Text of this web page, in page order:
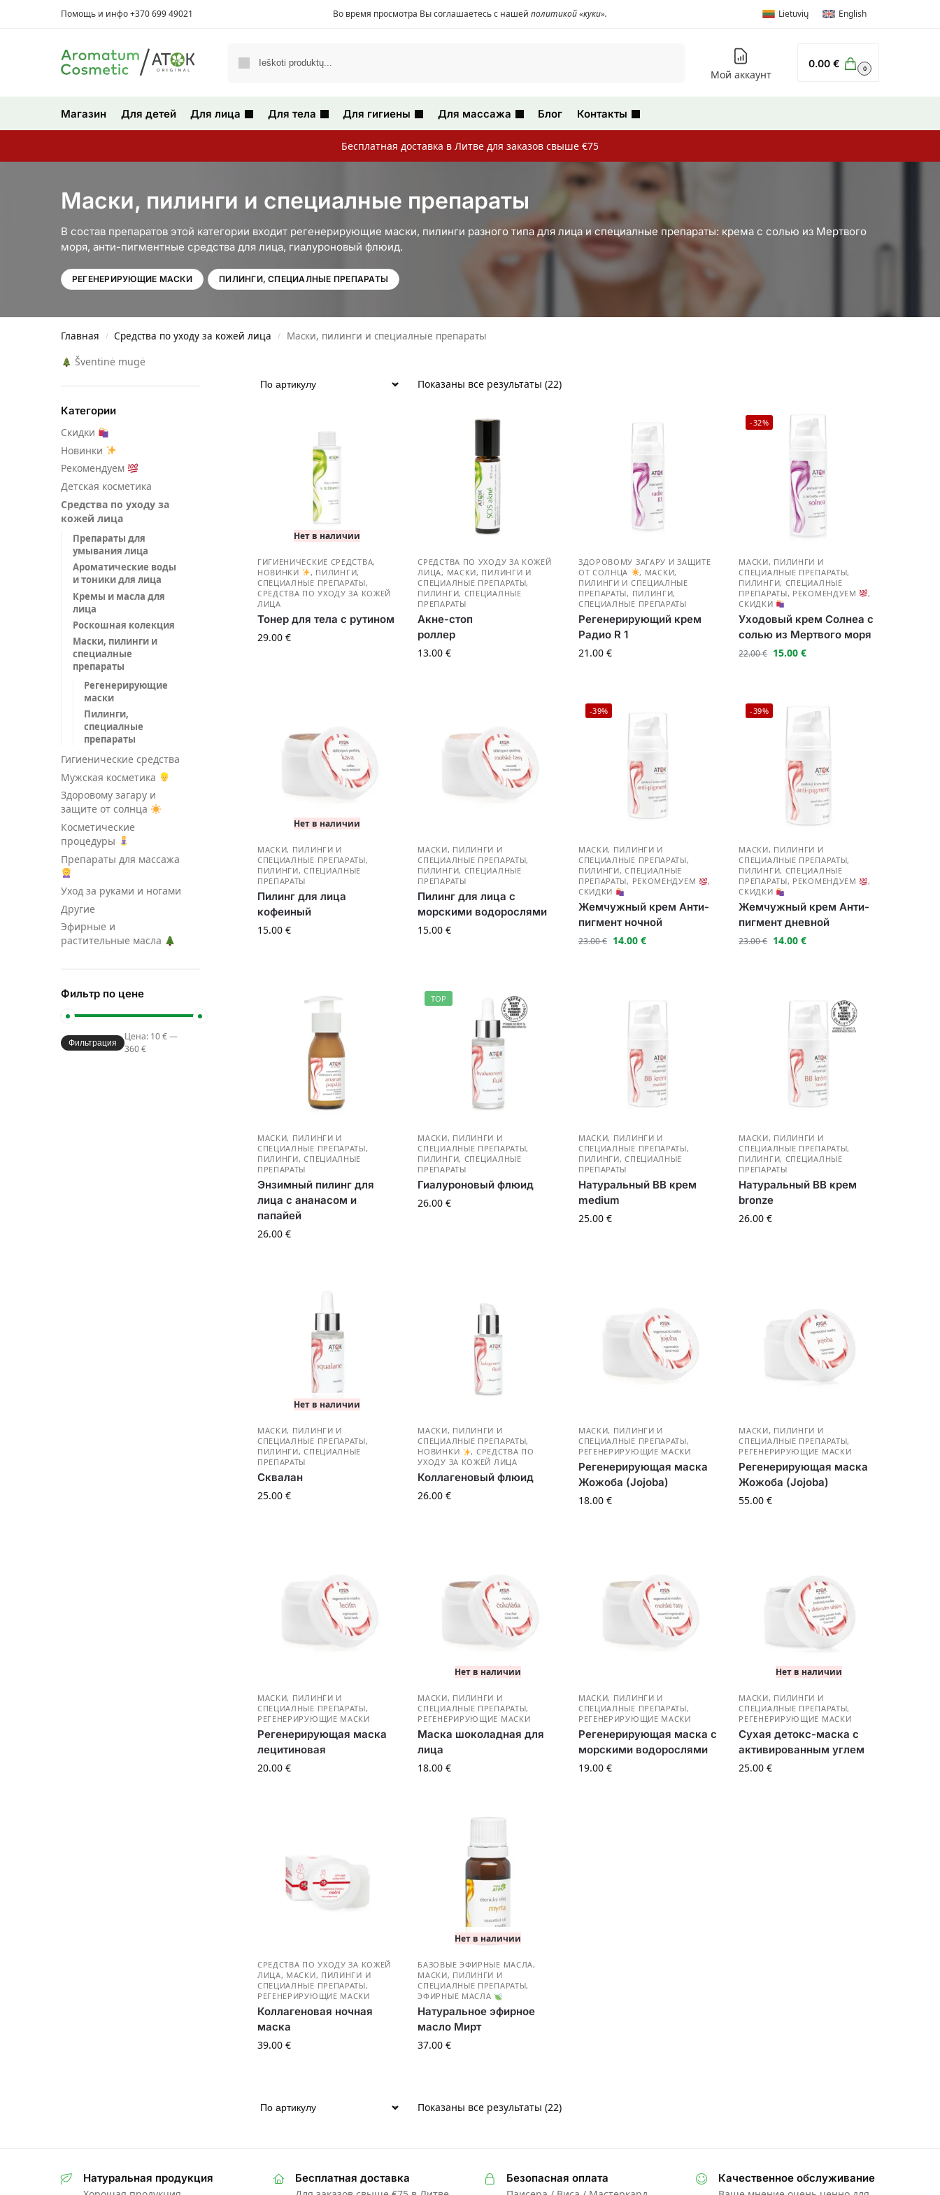
Помощь и инфо +370 699 49021 Во время просмотра Вы соглашаетесь с нашей политикой «куки». Lietuvių English
Мой аккаунт
0.00 € 0
Магазин Для детей Для лица Для тела Для гигиены Для массажа Блог Контакты
Бесплатная доставка в Литве для заказов свыше €75
Маски, пилинги и специалные препараты
B состав препаратов этой категории входит регенерирующие маски, пилинги разного типа для лица и специалные препараты: крема с солью из Мертвого
моря, анти-пигментные средства для лица, гиалуроновый флюид.
РЕГЕНЕРИРУЮЩИЕ МАСКИ ПИЛИНГИ, СПЕЦИАЛНЫЕ ПРЕПАРАТЫ
Главная / Средства по уходу за кожей лица / Маски, пилинги и специалные препараты
Показаны все результаты (22)
Нет в наличии
ГИГИЕНИЧЕСКИЕ СРЕДСТВА,
НОВИНКИ
, ПИЛИНГИ,
СПЕЦИАЛНЫЕ ПРЕПАРАТЫ,
СРЕДСТВА ПО УХОДУ ЗА КОЖЕЙ
ЛИЦА
Тонep для тела с рутином
29.00 €
СРЕДСТВА ПО УХОДУ ЗА КОЖЕЙ
ЛИЦА, МАСКИ, ПИЛИНГИ И
СПЕЦИАЛНЫЕ ПРЕПАРАТЫ,
ПИЛИНГИ, СПЕЦИАЛНЫЕ
ПРЕПАРАТЫ
Акне-стоп
роллер
13.00€
ЗДОРОВОМУ ЗАГАРУ И ЗАЩИТЕ
ОТ СОЛНЦА
, МАСКИ,
ПИЛИНГИ И СПЕЦИАЛНЫЕ
ПРЕПАРАТЫ, ПИЛИНГИ,
СПЕЦИАЛНЫЕ ПРЕПАРАТЫ
Регенерирующий крем
Радио R 1
21.00 €
-32%
МАСКИ, ПИЛИНГИ И
СПЕЦИАЛНЫЕ ПРЕПАРАТЫ,
ПИЛИНГИ, СПЕЦИАЛНЫЕ
ПРЕПАРАТЫ, РЕКОМЕНДУЕМ
,
СКИДКИ
Уходовый крем Солнеа с
солью из Мертвого моря
22.00€ 15.00€
Нет в наличии
МАСКИ, ПИЛИНГИ И
СПЕЦИАЛНЫЕ ПРЕПАРАТЫ,
ПИЛИНГИ, СПЕЦИАЛНЫЕ
ПРЕПАРАТЫ
Пилинг для лица
кофеиный
15.00 €
МАСКИ, ПИЛИНГИ И
СПЕЦИАЛНЫЕ ПРЕПАРАТЫ,
ПИЛИНГИ, СПЕЦИАЛНЫЕ
ПРЕПАРАТЫ
Пилинг для лица с
морскими водорослями
15.00€
-39%
МАСКИ, ПИЛИНГИ И
СПЕЦИАЛНЫЕ ПРЕПАРАТЫ,
ПИЛИНГИ, СПЕЦИАЛНЫЕ
ПРЕПАРАТЫ, РЕКОМЕНДУЕМ
,
СКИДКИ
Жемчужный крем Анти-
пигмент ночной
23.00€ 14.00 €
-39%
МАСКИ, ПИЛИНГИ И
СПЕЦИАЛНЫЕ ПРЕПАРАТЫ,
ПИЛИНГИ, СПЕЦИАЛНЫЕ
ПРЕПАРАТЫ, РЕКОМЕНДУЕМ
,
СКИДКИ
Жемчужный крем Анти-
пигмент дневной
23.00€ 14.00€
МАСКИ, ПИЛИНГИ И
СПЕЦИАЛНЫЕ ПРЕПАРАТЫ,
ПИЛИНГИ, СПЕЦИАЛНЫЕ
ПРЕПАРАТЫ
Энзимный пилинг для
лица с ананасом и
папайей
26.00 €
TOP
МАСКИ, ПИЛИНГИ И
СПЕЦИАЛНЫЕ ПРЕПАРАТЫ,
ПИЛИНГИ, СПЕЦИАЛНЫЕ
ПРЕПАРАТЫ
Гиалуроновый флюид
26.00€
МАСКИ, ПИЛИНГИ И
СПЕЦИАЛНЫЕ ПРЕПАРАТЫ,
ПИЛИНГИ, СПЕЦИАЛНЫЕ
ПРЕПАРАТЫ
Натуральный BB крем
medium
25.00 €
МАСКИ, ПИЛИНГИ И
СПЕЦИАЛНЫЕ ПРЕПАРАТЫ,
ПИЛИНГИ, СПЕЦИАЛНЫЕ
ПРЕПАРАТЫ
Натуральный BB крем
bronze
26.00€
Нет в наличии
МАСКИ, ПИЛИНГИ И
СПЕЦИАЛНЫЕ ПРЕПАРАТЫ,
ПИЛИНГИ, СПЕЦИАЛНЫЕ
ПРЕПАРАТЫ
Сквалан
25.00 €
МАСКИ, ПИЛИНГИ И
СПЕЦИАЛНЫЕ ПРЕПАРАТЫ,
НОВИНКИ
, СРЕДСТВА ПО
УХОДУ ЗА КОЖЕЙ ЛИЦА
Коллагеновый флюид
26.00€
МАСКИ, ПИЛИНГИ И
СПЕЦИАЛНЫЕ ПРЕПАРАТЫ,
РЕГЕНЕРИРУЮЩИЕ МАСКИ
Регенерирующая маска
Жожоба (Jojoba)
18.00 €
МАСКИ, ПИЛИНГИ И
СПЕЦИАЛНЫЕ ПРЕПАРАТЫ,
РЕГЕНЕРИРУЮЩИЕ МАСКИ
Регенерирующая маска
Жожоба (Jojoba)
55.00€
МАСКИ, ПИЛИНГИ И
СПЕЦИАЛНЫЕ ПРЕПАРАТЫ,
РЕГЕНЕРИРУЮЩИЕ МАСКИ
Регенерирующая маска
лецитиновая
20.00 €
Нет в наличии
МАСКИ, ПИЛИНГИ И
СПЕЦИАЛНЫЕ ПРЕПАРАТЫ,
РЕГЕНЕРИРУЮЩИЕ МАСКИ
Маска шоколадная для
лица
18.00€
МАСКИ, ПИЛИНГИ И
СПЕЦИАЛНЫЕ ПРЕПАРАТЫ,
РЕГЕНЕРИРУЮЩИЕ МАСКИ
Регенерирующая маска с
морскими водорослями
19.00 €
Нет в наличии
МАСКИ, ПИЛИНГИ И
СПЕЦИАЛНЫЕ ПРЕПАРАТЫ,
РЕГЕНЕРИРУЮЩИЕ МАСКИ
Сухая детокс-маска с
активированным углем
25.00€
СРЕДСТВА ПО УХОДУ ЗА КОЖЕЙ
ЛИЦА, МАСКИ, ПИЛИНГИ И
СПЕЦИАЛНЫЕ ПРЕПАРАТЫ,
РЕГЕНЕРИРУЮЩИЕ МАСКИ
Коллагеновая ночная
маска
39.00 €
Нет в наличии
БАЗОВЫЕ ЭФИРНЫЕ МАСЛА,
МАСКИ, ПИЛИНГИ И
СПЕЦИАЛНЫЕ ПРЕПАРАТЫ,
ЭФИРНЫЕ МАСЛА
Натуральное эфирное
масло Мирт
37.00€
Показаны все результаты (22)
Šventinė mugė
Категории
Скидки
Новинки
Рекомендуем
Детская косметика
Средства по уходу за
кожей лица
Препараты для
умывания лица
Ароматические воды
и тоники для лица
Кремы и масла для
лица
Роскошная колекция
Маски, пилинги и
специалные
препараты
Регенерирующие
маски
Пилинги,
специалные
препараты
Гигиенические средства
Мужская косметика
Здоровому загару и
защите от солнца
Косметические
процедуры
Препараты для массажа
Уход за руками и ногами
Другие
Эфирные и
растительные масла
Фильтр по цене
Фильтрация
Цена: 10 €—
360 €
Натуральная продукция
Бесплатная доставка
Безопасная оплата
Качественное обслуживание